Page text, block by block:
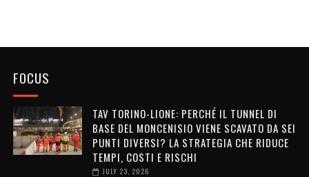
FOCUS
TAV TORINO-LIONE: PERCHÉ IL TUNNEL DI
BASE DEL MONCENISIO VIENE SCAVATO DA SEI
PUNTI DIVERSI? LA STRATEGIA CHE RIDUCE
TEMPI, COSTI E RISCHI
JULY 23, 2026